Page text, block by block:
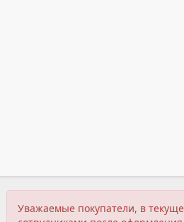
Уважаемые покупатели, в